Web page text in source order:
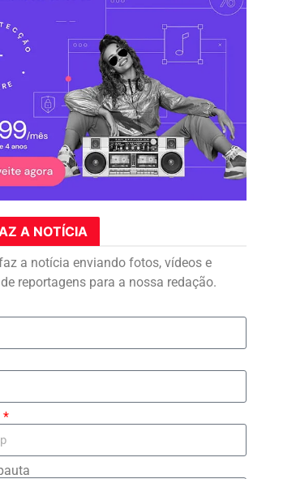
A NOTÍCIA
a notícia enviando fotos, vídeos e
reportagens para a nossa redação.